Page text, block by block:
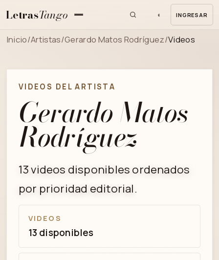
LetrasTango ◐ INGRESAR
Inicio/Artistas/Gerardo Matos Rodríguez/Videos
VIDEOS DEL ARTISTA
Gerardo Matos
Rodríguez
13 videos disponibles ordenados
por prioridad editorial.
VIDEOS
13 disponibles